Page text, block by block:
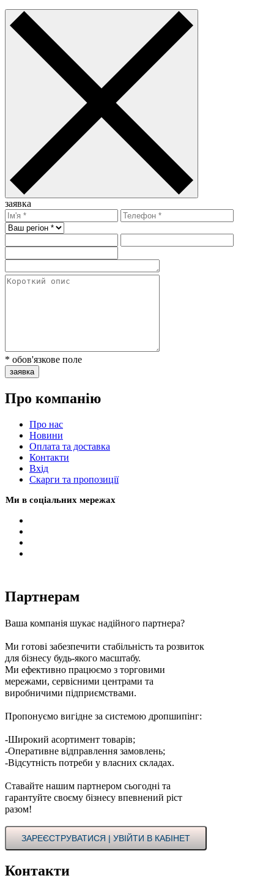
заявка
* обов'язкове поле
заявка
Про компанію
Про нас
Новини
Оплата та доставка
Контакти
Вхiд
Скарги та пропозиції
Ми в соціальних мережах
Партнерам
Ваша компанія шукає надійного партнера?
Ми готові забезпечити стабільність та розвиток
для бізнесу будь-якого масштабу.
Ми ефективно працюємо з торговими
мережами, сервісними центрами та
виробничими підприємствами.
Пропонуємо вигідне за системою дропшипінг:
-Широкий асортимент товарів;
-Оперативне відправлення замовлень;
-Відсутність потреби у власних складах.
Ставайте нашим партнером сьогодні та
гарантуйте своєму бізнесу впевнений ріст
разом!
ЗАРЕЄСТРУВАТИСЯ | УВІЙТИ В КАБІНЕТ
Контакти